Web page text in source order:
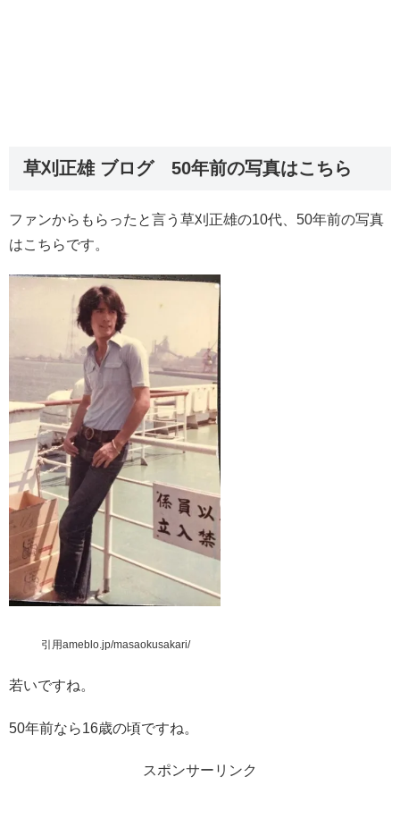
草刈正雄 ブログ 50年前の写真はこちら
ファンからもらったと言う草刈正雄の10代、50年前の写真
はこちらです。
引用ameblo.jp/masaokusakari/
若いですね。
50年前なら16歳の頃ですね。
スポンサーリンク